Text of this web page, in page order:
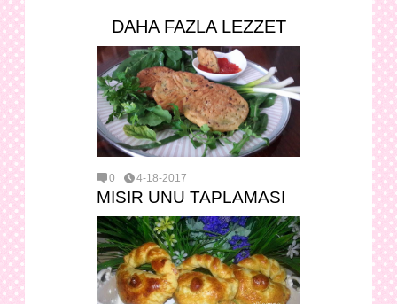
DAHA FAZLA LEZZET
0 4-18-2017
MISIR UNU TAPLAMASI